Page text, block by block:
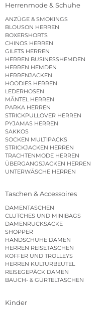
Herrenmode & Schuhe
ANZÜGE & SMOKINGS
BLOUSON HERREN
BOXERSHORTS
CHINOS HERREN
GILETS HERREN
HERREN BUSINESSHEMDEN
HERREN HEMDEN
HERRENJACKEN
HOODIES HERREN
LEDERHOSEN
MÄNTEL HERREN
PARKA HERREN
STRICKPULLOVER HERREN
PYJAMAS HERREN
SAKKOS
SOCKEN MULTIPACKS
STRICKJACKEN HERREN
TRACHTENMODE HERREN
ÜBERGANGSJACKEN HERREN
UNTERWÄSCHE HERREN
Taschen & Accessoires
DAMENTASCHEN
CLUTCHES UND MINIBAGS
DAMENRUCKSÄCKE
SHOPPER
HANDSCHUHE DAMEN
HERREN REISETASCHEN
KOFFER UND TROLLEYS
HERREN KULTURBEUTEL
REISEGEPÄCK DAMEN
BAUCH- & GÜRTELTASCHEN
Kinder